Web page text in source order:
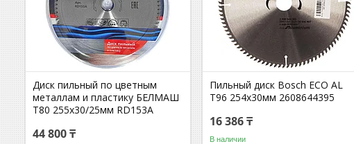
Диск пильный по цветным
металлам и пластику БЕЛМАШ
T80 255х30/25мм RD153A
44 800 ₸
Пильный диск Bosch ECO AL
T96 254x30мм 2608644395
16 386 ₸
В наличии